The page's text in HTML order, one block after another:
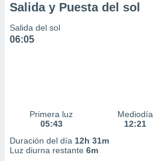
Salida y Puesta del sol
Salida del sol
06:05
Primera luz
05:43
Mediodía
12:21
Duración del día 12h 31m
Luz diurna restante 6m